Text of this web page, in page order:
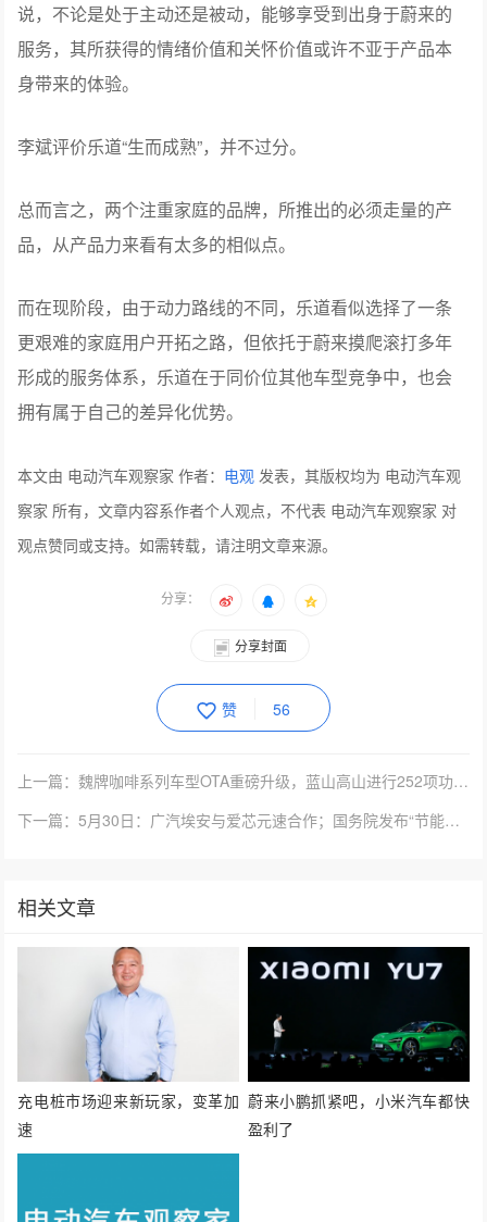
说，不论是处于主动还是被动，能够享受到出身于蔚来的
服务，其所获得的情绪价值和关怀价值或许不亚于产品本
身带来的体验。
李斌评价乐道“生而成熟”，并不过分。
总而言之，两个注重家庭的品牌，所推出的必须走量的产
品，从产品力来看有太多的相似点。
而在现阶段，由于动力路线的不同，乐道看似选择了一条
更艰难的家庭用户开拓之路，但依托于蔚来摸爬滚打多年
形成的服务体系，乐道在于同价位其他车型竞争中，也会
拥有属于自己的差异化优势。
本文由 电动汽车观察家 作者： 电观 发表，其版权均为 电动汽车观
察家 所有，文章内容系作者个人观点，不代表 电动汽车观察家 对
观点赞同或支持。如需转载，请注明文章来源。
分享：
分享封面
赞 56
上一篇：魏牌咖啡系列车型OTA重磅升级，蓝山高山进行252项功能迭代与优化
下一篇：5月30日：广汽埃安与爱芯元速合作；国务院发布“节能降碳行动方案”；中国拟投入约60亿研发全固态电池 | 电观资讯
相关文章
充电桩市场迎来新玩家，变革加
速
蔚来小鹏抓紧吧，小米汽车都快
盈利了